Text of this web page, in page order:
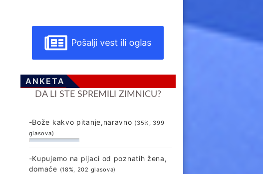
Pošalji vest ili oglas
ANKETA
DA LI STE SPREMILI ZIMNICU?
-Bože kakvo pitanje,naravno (35%, 399
glasova)
-Kupujemo na pijaci od poznatih žena,
domaće (18%, 202 glasova)